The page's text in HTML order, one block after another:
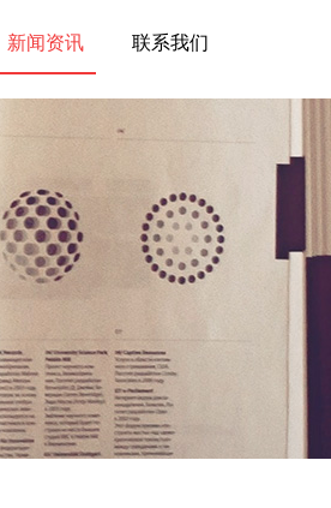
新闻资讯 联系我们